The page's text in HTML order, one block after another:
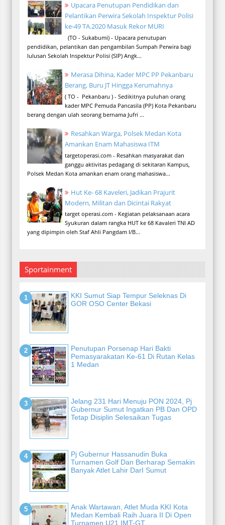
Upacara Penutupan Pendidikan dan
Pelantikan Perwira Sekolah Inspektur Polisi
ke-49 TA.2020 Masuk Rekor MURI
(TO - Sukabumi) - Upacara penutupan
pendidikan, pelantikan dan pengambilan Sumpah Perwira bagi
lulusan Sekolah Inspektur Polisi (SIP) Angk...
Merasa Dihina, Kader MPC PP Pekanbaru
Berang, Buru JT Hingga Kerumahnya
( TO - Pekanbaru ) - Sedikitnya puluhan orang
kader MPC Pemuda Pancasila (PP) Kota Pekanbaru
berang dengan ulah seorang bernama Jufri ...
Resahkan Warga, Polsek Medan Kota
Amankan Enam Mahasiswa ITM
targetoperasi.com - Resahkan masyarakat dan
ganggu aktivitas pedagang di sekitaran Kampus,
Polsek Medan Kota amankan enam orang mahasiswa...
Hut Ke- 68 Kaveleri, Jadikan Prajurit
Modern, Militan dan Dicintai Rakyat
target operasi.com - Kegiatan pelaksanaan acara
Syukuran dalam rangka HUT ke 68 Kavaleri TNI AD
yang dipimpin oleh Staf Ahli Pangdam I/B...
Sportainment
KKI Sumut Siap Tempur Seleknas Di
GOR OSO Center Bekasi
Penutupan Porsenap Hari Bakti
Pemasyarakatan Ke-61 Di Rutan Kelas
1 Medan
Jelang 231 Hari Menuju PON 2024, Pj
Gubernur Sumut Ingatkan PB Dan OPD
Tetap Disiplin Selesaikan Tugas
Pj Gubernur Hassanudin Buka
Turnamen Golf Dan Berharap Semakin
Banyak Atlet Lahir DarI Sumut
Anak Wartawan, Atlet Muda KKI Kota
Medan Kembali Raih Juara II Di Open
Turnamen U21 IMT-GT